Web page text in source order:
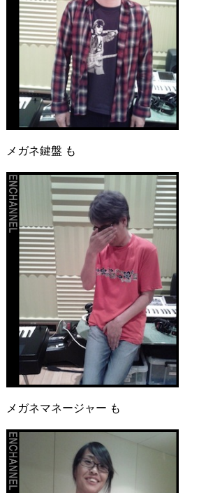
メガネ鍵盤 も
メガネマネージャー も